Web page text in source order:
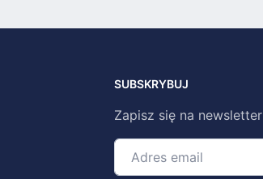
SUBSKRYBUJ
Zapisz się na newsletter